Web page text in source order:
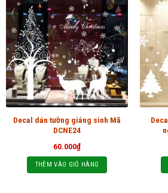
Decal dán tường giáng sinh Mã
DCNE24
60.000₫
THÊM VÀO GIỎ HÀNG